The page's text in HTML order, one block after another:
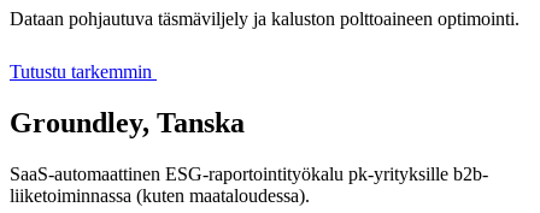
Dataan pohjautuva täsmäviljely ja kaluston polttoaineen optimointi.
Tutustu tarkemmin
Groundley, Tanska
SaaS-automaattinen ESG-raportointityökalu pk-yrityksille b2b-
liiketoiminnassa (kuten maataloudessa).